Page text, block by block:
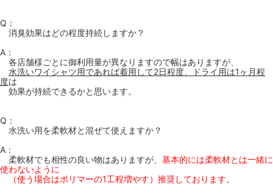
Q：
消臭効果はどの程度持続しますか？
A：
各店舗様ごとに御利用量が異なりますので幅はありますが、
水洗いワイシャツ用であれば着用して2日程度、ドライ用は1ヶ月程
度は
効果が持続できるかと思います。
Q：
水洗い用を柔軟材と混ぜて使えますか？
A：
柔軟材でも相性の良い物はありますが、 基本的には柔軟材とは一緒に
使わないように
（使う場合はポリマーの1工程増やす）推奨しております。